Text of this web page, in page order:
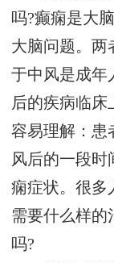
吗?癫痫是大
大脑问题。两
于中风是成年
后的疾病临
容易理解：患
风后的一段
痫症状。很多
需要什么样的
吗?